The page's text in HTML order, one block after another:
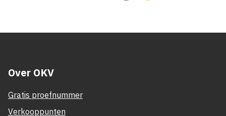
Over OKV
Gratis proefnummer
Verkooppunten